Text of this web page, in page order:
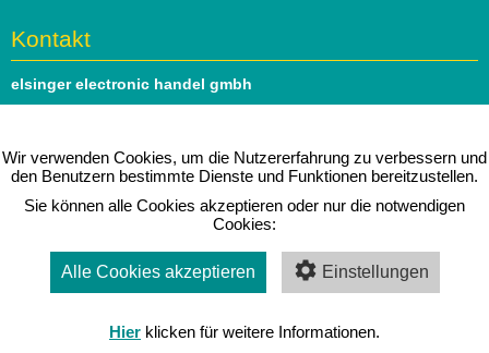
Wir verwenden Cookies, um die Nutzererfahrung zu verbessern und
den Benutzern bestimmte Dienste und Funktionen bereitzustellen.
Sie können alle Cookies akzeptieren oder nur die notwendigen
Cookies:
Alle Cookies akzeptieren Einstellungen
Hier klicken für weitere Informationen.
Kontakt
elsinger electronic handel gmbh
1140 Wien
Tel: 01 979 46 51
⇒ Folgen Sie uns auflinkedIn
Kontakt
Alle Rechte vorbehalten